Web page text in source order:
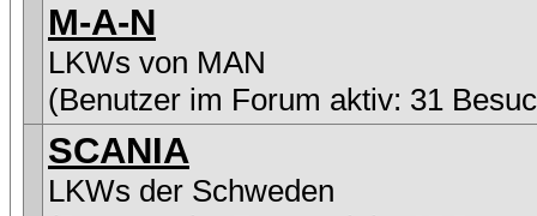
M-A-N
LKWs von MAN
(Benutzer im Forum aktiv: 31
SCANIA
LKWs der Schweden